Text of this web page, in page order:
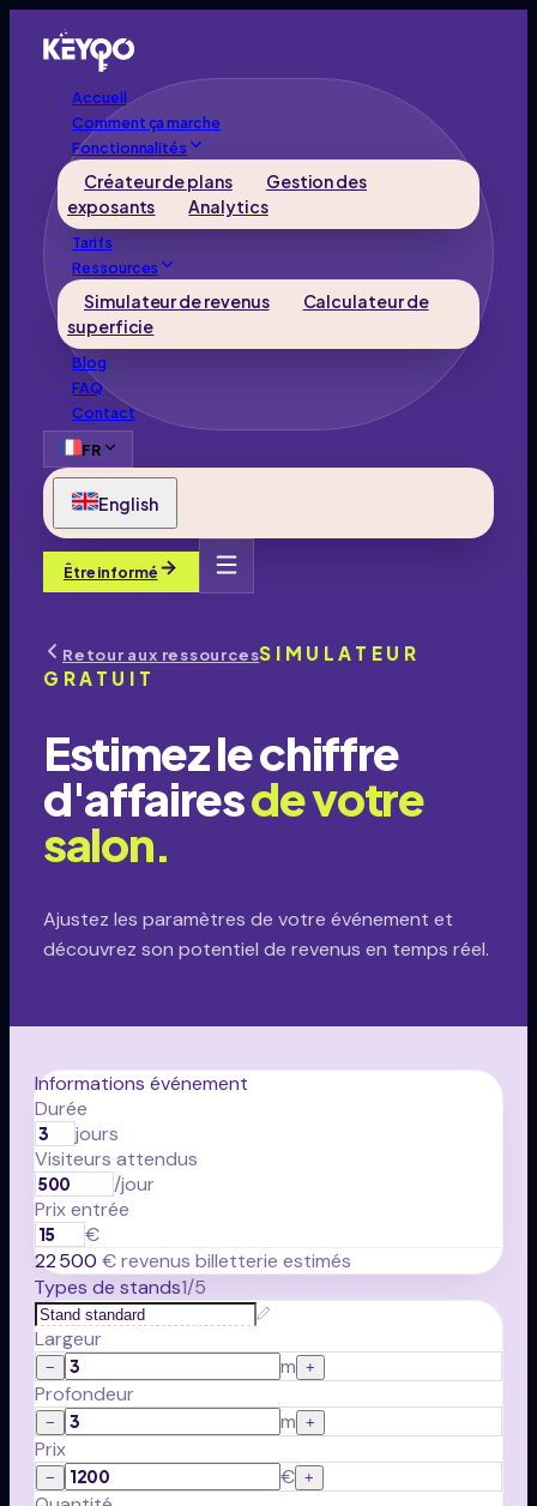
Accueil
Comment ça marche
Fonctionnalités
Créateur de plans
Gestion des
exposants
Analytics
Tarifs
Ressources
Simulateur de revenus
Calculateur de
superficie
Blog
FAQ
Contact
FR
English
Être informé
Retour aux ressourcesSIMULATEUR
GRATUIT
Estimez le chiffre
d'affairesde votre
salon.
Ajustez les paramètres de votre événement et
découvrez son potentiel de revenus en temps réel.
Informations événement
Durée
jours
Visiteurs attendus
/jour
Prix entrée
€
22 500 €revenus billetterie estimés
Types de stands1/5
Largeur
− m +
Profondeur
− m +
Prix
− € +